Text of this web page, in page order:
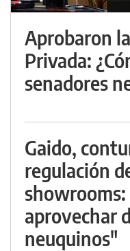
Aprobaron
Privada:
senadores
Gaido,
regulación
showrooms:
aprovechar
neuquinos"